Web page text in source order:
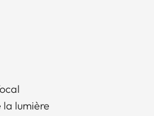
la lumière